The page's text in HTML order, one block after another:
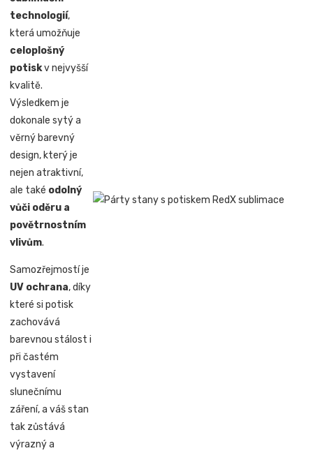
technologií,
která umožňuje
celoplošný
potiskv nejvyšší
kvalitě.
Výsledkem je
dokonale sytý a
věrný barevný
design, který je
nejen atraktivní,
ale také odolný
vůči oděru a
povětrnostním
vlivům.
Samozřejmostí je
UV ochrana, díky
které si potisk
zachovává
barevnou stálost i
při častém
vystavení
slunečnímu
záření, a váš stan
tak zůstává
výrazný a